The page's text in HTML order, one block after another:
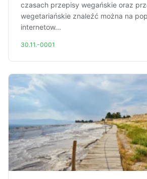
czasach przepisy wegańskie oraz
wegetariańskie znaleźć można na
internetow...
30.11.-0001